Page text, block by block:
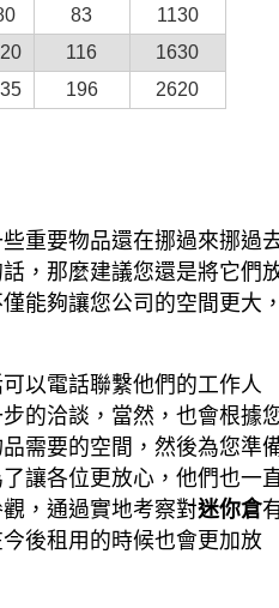
83
1130
116
1630
196 2620
重要物品還在挪過來挪過
，那麼建議您還是將它們
能夠讓您公司的空間更大
以電話聯繫他們的工作人
的洽談，當然，也會根據
需要的空間，然後為您準
了讓各位更放心，他們也一
，通過實地考察對迷你倉
後租用的時候也會更加放